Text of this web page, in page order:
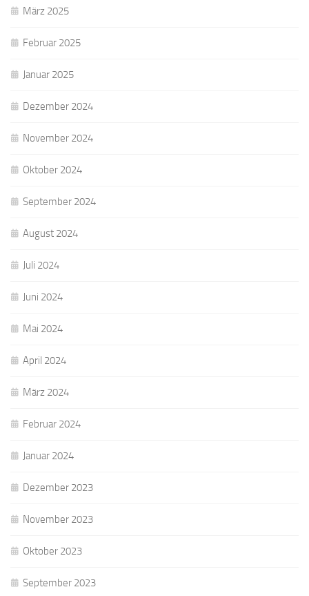
März 2025
Februar 2025
Januar 2025
Dezember 2024
November 2024
Oktober 2024
September 2024
August 2024
Juli 2024
Juni 2024
Mai 2024
April 2024
März 2024
Februar 2024
Januar 2024
Dezember 2023
November 2023
Oktober 2023
September 2023